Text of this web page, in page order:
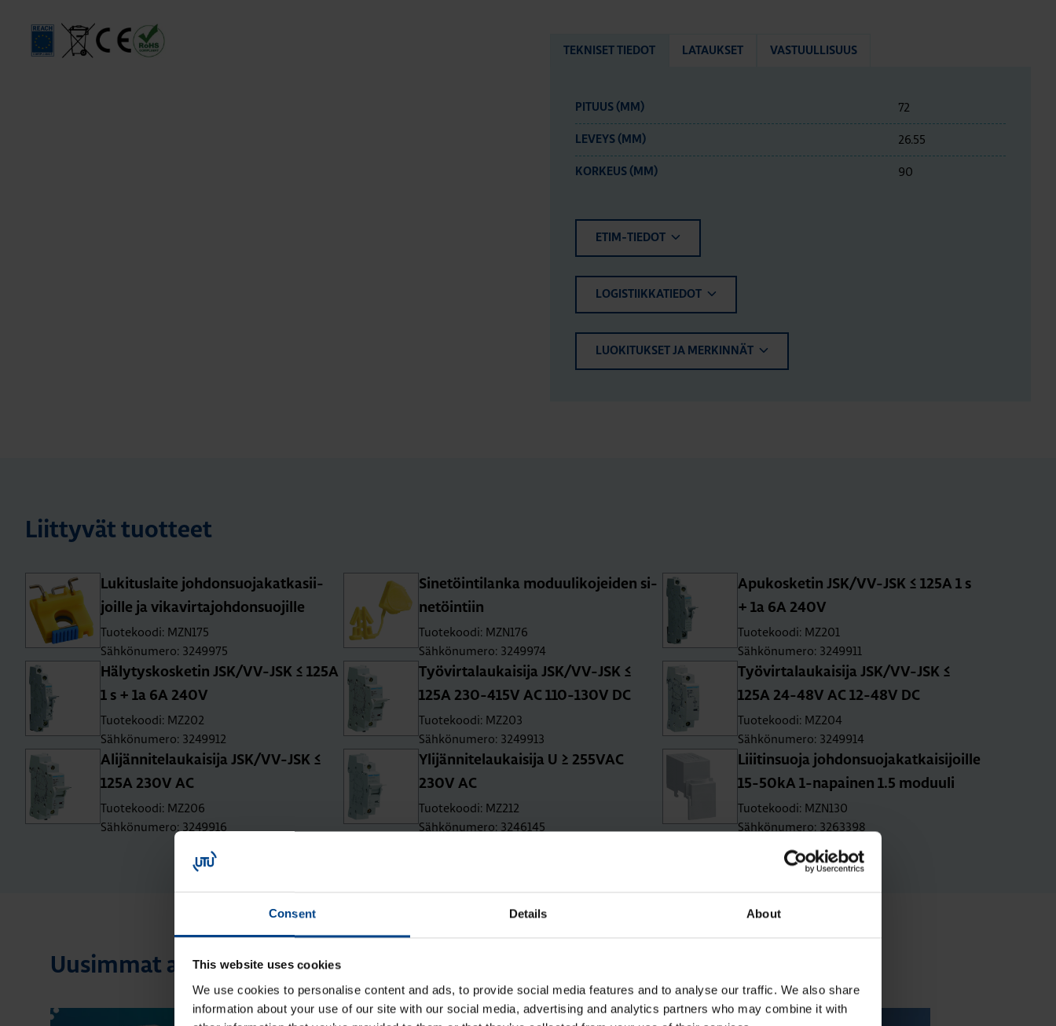
Consent Details About
This website uses cookies
We use cookies to personalise content and ads, to provide social media features and to analyse our traffic. We also share
information about your use of our site with our social media, advertising and analytics partners who may combine it with
TEKNISET TIEDOT LATAUKSET VASTUULLISUUS
PITUUS (MM) 72
LEVEYS (MM) 26.55
KORKEUS (MM) 90
ETIM-TIEDOT
LOGISTIIKKATIEDOT
LUOKITUKSET JA MERKINNÄT
Liittyvät tuotteet
Lu­ki­tus­lai­te joh­don­suo­ja­kat­ka­sii­
joil­le ja vi­ka­vir­ta­joh­don­suo­jil­le
Tuotekoodi: MZN175
Sähkönumero: 3249975
Si­ne­töin­ti­lan­ka mo­duu­li­ko­jei­den si­
ne­töin­tiin
Tuotekoodi: MZN176
Sähkönumero: 3249974
Apu­kos­ke­tin JSK/VV-JSK ≤ 125A 1 s
+ 1a 6A 240V
Tuotekoodi: MZ201
Sähkönumero: 3249911
Hä­ly­tys­kos­ke­tin JSK/VV-JSK ≤ 125A
1 s + 1a 6A 240V
Tuotekoodi: MZ202
Sähkönumero: 3249912
Työ­vir­ta­lau­kai­si­ja JSK/VV-JSK ≤
125A 230-415V AC 110-130V DC
Tuotekoodi: MZ203
Sähkönumero: 3249913
Työ­vir­ta­lau­kai­si­ja JSK/VV-JSK ≤
125A 24-48V AC 12-48V DC
Tuotekoodi: MZ204
Sähkönumero: 3249914
Ali­jän­ni­te­lau­kai­si­ja JSK/VV-JSK ≤
125A 230V AC
Tuotekoodi: MZ206
Sähkönumero: 3249916
Yli­jän­ni­te­lau­kai­si­ja U ≥ 255­VAC
230V AC
Tuotekoodi: MZ212
Sähkönumero: 3246145
Liii­tin­suo­ja joh­don­suo­ja­kat­kai­si­joil­le
15-50­kA 1-na­pai­nen 1.5 mo­duu­li
Tuotekoodi: MZN130
Sähkönumero: 3263398
Uusimmat artikkelit aiheesta Kotelojärjestelmät ja komponentit